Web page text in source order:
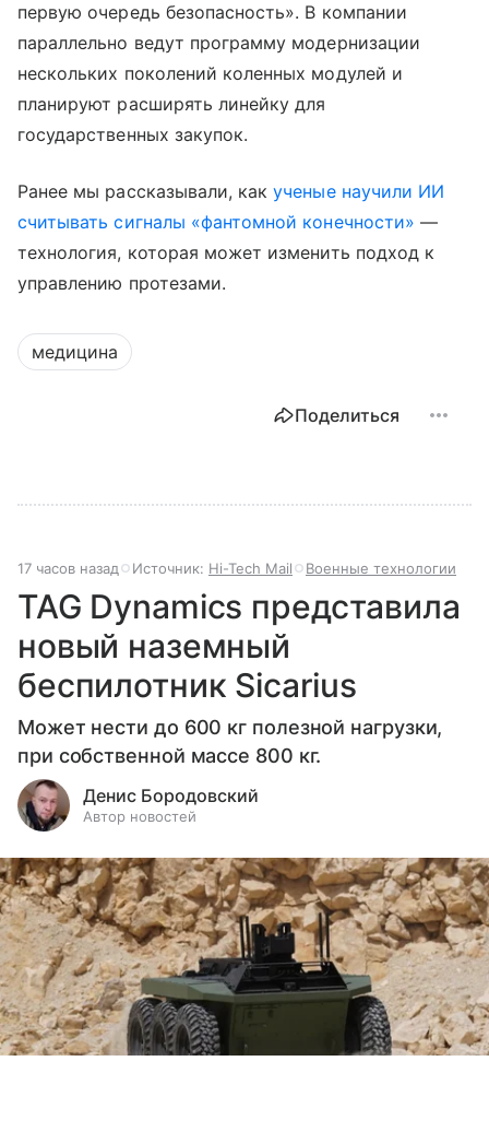
первую очередь безопасность». В компании
параллельно ведут программу модернизации
нескольких поколений коленных модулей и
планируют расширять линейку для
государственных закупок.
Ранее мы рассказывали, какученые научили ИИ
считывать сигналы «фантомной конечности» —
технология, которая может изменить подход к
управлению протезами.
медицина
Поделиться
17 часов назад Источник: Hi-Tech Mail Военные технологии
TAG Dynamics представила
новый наземный
беспилотник Sicarius
Может нести до 600 кг полезной нагрузки,
при собственной массе 800 кг.
Денис Бородовский
Автор новостей